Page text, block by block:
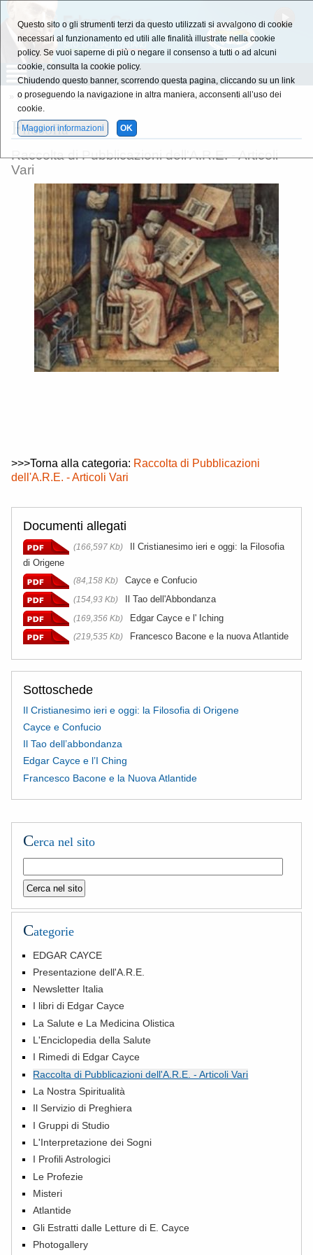
Raccolta di Pubblicazioni dell'A.R.E. - Articoli Vari » Filosofia
Filosofia
Raccolta di Pubblicazioni dell'A.R.E. - Articoli
Vari
>>>Torna alla categoria: Raccolta di Pubblicazioni
dell'A.R.E. - Articoli Vari
Documenti allegati
(166,597 Kb)
Il Cristianesimo ieri e oggi: la Filosofia
di Origene
(84,158 Kb) Cayce e Confucio
(154,93 Kb) Il Tao dell'Abbondanza
(169,356 Kb) Edgar Cayce e l' Iching
(219,535 Kb) Francesco Bacone e la nuova Atlantide
Sottoschede
Il Cristianesimo ieri e oggi: la Filosofia di Origene
Cayce e Confucio
Il Tao dell’abbondanza
Edgar Cayce e l’I Ching
Francesco Bacone e la Nuova Atlantide
Cerca nel sito
Categorie
EDGAR CAYCE
Presentazione dell'A.R.E.
Newsletter Italia
I libri di Edgar Cayce
La Salute e La Medicina Olistica
L'Enciclopedia della Salute
I Rimedi di Edgar Cayce
Raccolta di Pubblicazioni dell'A.R.E. - Articoli Vari
La Nostra Spiritualità
Il Servizio di Preghiera
I Gruppi di Studio
L'Interpretazione dei Sogni
I Profili Astrologici
Le Profezie
Misteri
Atlantide
Gli Estratti dalle Letture di E. Cayce
Photogallery
Questo sito o gli strumenti terzi da questo utilizzati si avvalgono di cookie
necessari al funzionamento ed utili alle finalità illustrate nella cookie
policy. Se vuoi saperne di più o negare il consenso a tutti o ad alcuni
cookie, consulta la cookie policy.
Chiudendo questo banner, scorrendo questa pagina, cliccando su un link
o proseguendo la navigazione in altra maniera, acconsenti all’uso dei
cookie.
Maggiori informazioni
OK